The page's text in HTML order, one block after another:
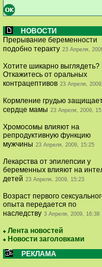
НОВОСТИ
Прерывание беременности
подобно теракту 23 Апреля,
Хотите шикарно выглядеть?
Откажитесь от оральных
контрацептивов 23 Апреля,
Кормление грудью
сердце мамы 23 Апреля, 2009,
Хромосомы влияют на
репродуктивную функцию
мужчины 23 Апреля, 2009, 15:25
Лекарства от эпилепсии у
беременных влияют на
детей 23 Апреля, 2009, 15:23
Возраст первого
опыта передается по
наследству 3 Апреля, 2009, 16:38
Лента новостей
Новости заголовками
РЕКЛАМА